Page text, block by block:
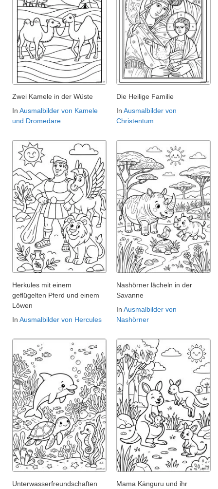
Zwei Kamele in der Wüste
In Ausmalbilder von Kamele
und Dromedare
Die Heilige Familie
In Ausmalbilder von
Christentum
Herkules mit einem
geflügelten Pferd und einem
Löwen
In Ausmalbilder von Hercules
Nashörner lächeln in der
Savanne
In Ausmalbilder von
Nashörner
Unterwasserfreundschaften
Mama Känguru und ihr